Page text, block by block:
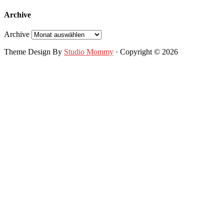
Archive
Archive
Theme Design By Studio Mommy · Copyright © 2026